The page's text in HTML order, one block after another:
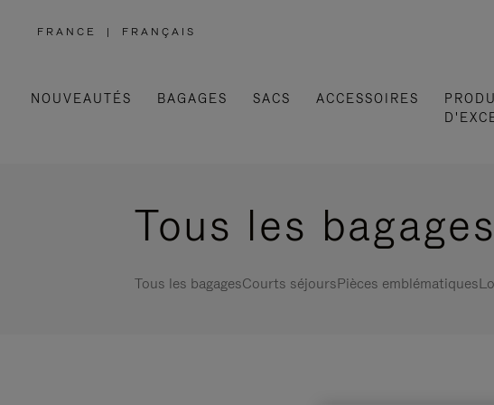
FRANCE
,
| FRANÇAIS
NOUVEAUTÉS BAGAGES SACS ACCESSOIRES
Tous les bagages
Tous les bagagesCourts séjoursPièces emblématiques